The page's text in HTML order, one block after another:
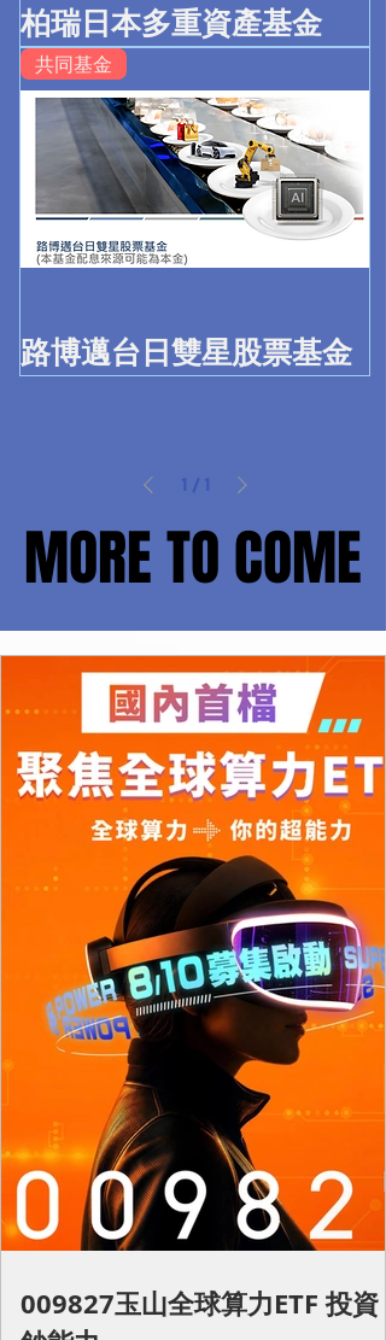
柏瑞日本多重資產基金
共同基金
路博邁台日雙星股票基金
1 / 1
MORE TO COME
MORE TO COME
009827玉山全球算力ETF 投資